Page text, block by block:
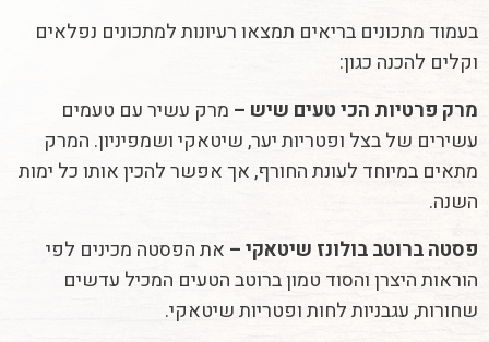
בעמוד מתכונים בריאים תמצאו רעיונות למתכונים נפלאים
וקלים להכנה כגון:
מרק פרטיות הכי טעים שיש – מרק עשיר עם טעמים
עשירים של בצל ופטריות יער, שיטאקי ושמפיניון. המרק
מתאים במיוחד לעונת החורף, אך אפשר להכין אותו כל ימות
השנה.
פסטה ברוטב בולונז שיטאקי – את הפסטה מכינים לפי
הוראות היצרן והסוד טמון ברוטב הטעים המכיל עדשים
שחורות, עגבניות לחות ופטריות שיטאקי.